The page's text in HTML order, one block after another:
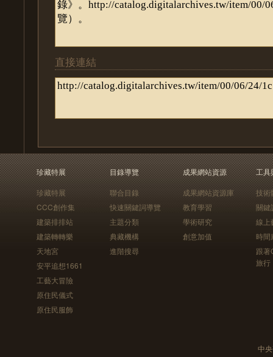
直接連結
珍藏特展
珍藏特展
CCC創作集
建築排排站
建築轉轉樂
天地宮
安平追想1661
工藝大冒險
原住民儀式
原住民服飾
目錄導覽
聯合目錄
快速關鍵詞導覽
主題分類
典藏機構
進階搜尋
成果網站資源
成果網站資源庫
教育學習
學術研究
創意加值
工具
技術
關鍵
線上
時間
跟
旅行
中